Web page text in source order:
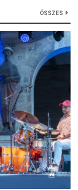
ÖSSZES